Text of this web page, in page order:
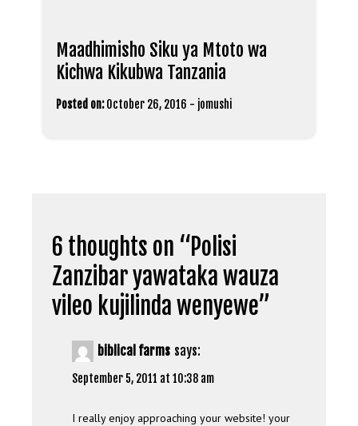
Maadhimisho Siku ya Mtoto wa
Kichwa Kikubwa Tanzania
Posted on: October 26, 2016 - jomushi
6 thoughts on “Polisi
Zanzibar yawataka wauza
vileo kujilinda wenyewe”
biblical farms says:
September 5, 2011 at 10:38 am
I really enjoy approaching your website! your